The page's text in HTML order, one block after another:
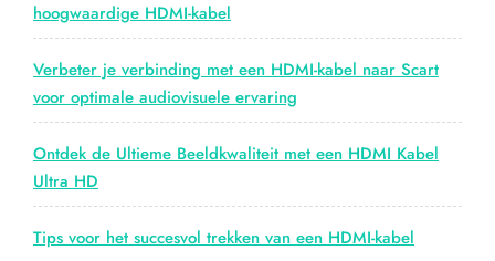
hoogwaardige HDMI-kabel
Verbeter je verbinding met een HDMI-kabel naar Scart
voor optimale audiovisuele ervaring
Ontdek de Ultieme Beeldkwaliteit met een HDMI Kabel
Ultra HD
Tips voor het succesvol trekken van een HDMI-kabel